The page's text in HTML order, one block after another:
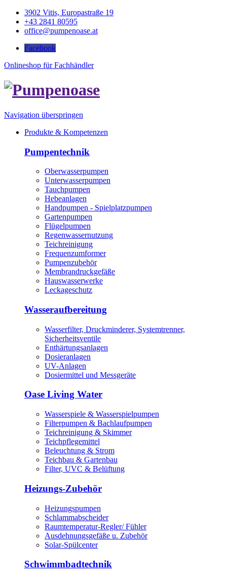
3902 Vitis, Europastraße 19
+43 2841 80595
office@pumpenoase.at
Facebook
Onlineshop für Fachhändler
Navigation überspringen
Produkte & Kompetenzen
Pumpentechnik
Oberwasserpumpen
Unterwasserpumpen
Tauchpumpen
Hebeanlagen
Handpumpen - Spielplatzpumpen
Gartenpumpen
Flügelpumpen
Regenwassernutzung
Teichreinigung
Frequenzumformer
Pumpenzubehör
Membrandruckgefäße
Hauswasserwerke
Leckageschutz
Wasseraufbereitung
Wasserfilter, Druckminderer, Systemtrenner,
Sicherheitsventile
Enthärtungsanlagen
Dosieranlagen
UV-Anlagen
Dosiermittel und Messgeräte
Oase Living Water
Wasserspiele & Wasserspielpumpen
Filterpumpen & Bachlaufpumpen
Teichreinigung & Skimmer
Teichpflegemittel
Beleuchtung & Strom
Teichbau & Gartenbau
Filter, UVC & Belüftung
Heizungs-Zubehör
Heizungspumpen
Schlammabscheider
Raumtemperatur-Regler/ Fühler
Ausdehnungsgefäße u. Zubehör
Solar-Spülcenter
Schwimmbadtechnik